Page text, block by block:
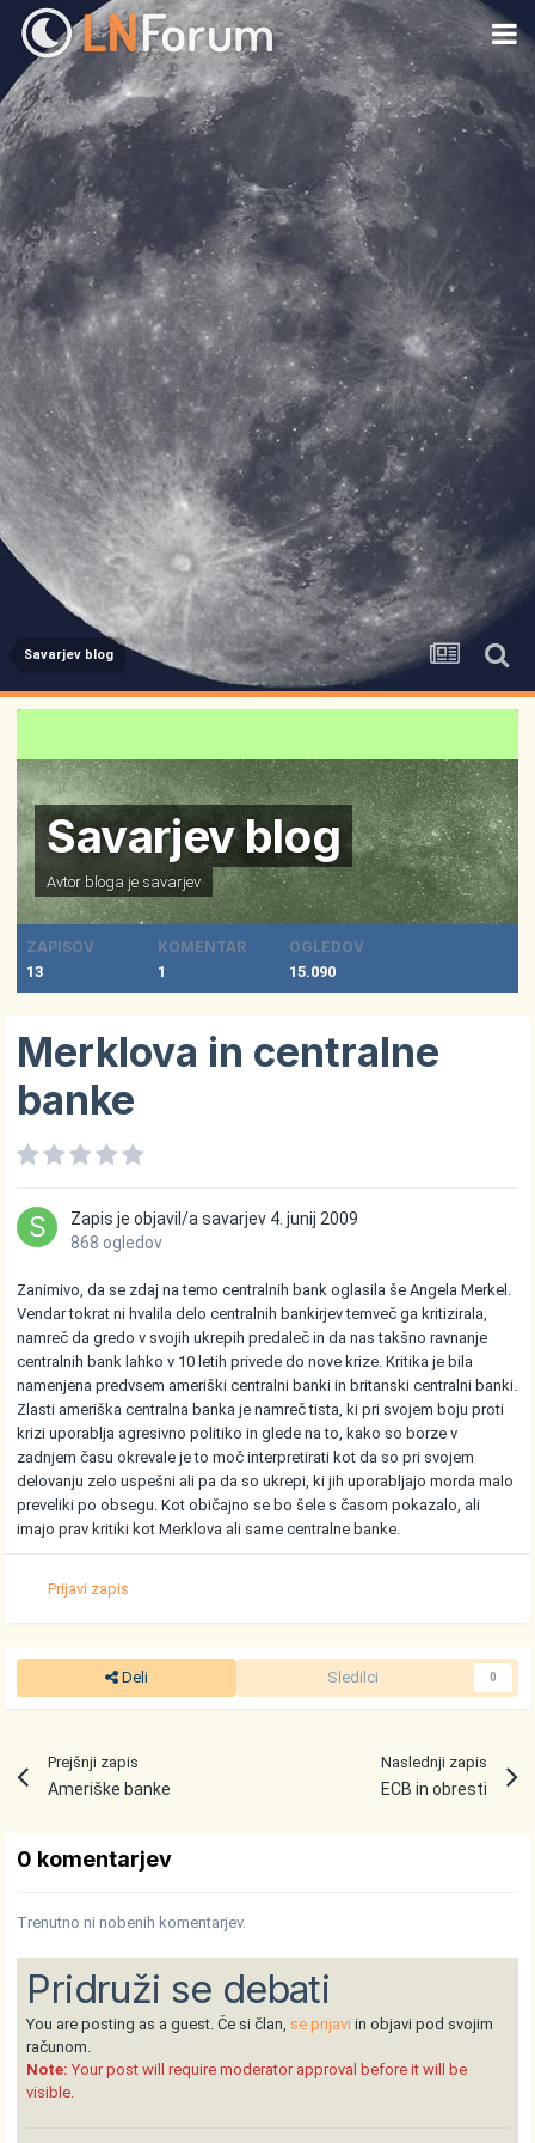
Savarjev blog
Savarjev blog
Avtor bloga je savarjev
ZAPISOV
13
KOMENTAR
1
OGLEDOV
15.090
Merklova in centralne
banke
Zapis je objavil/asavarjev 4. junij 2009
868 ogledov
Zanimivo, da se zdaj na temo centralnih bank oglasila še Angela Merkel.
Vendar tokrat ni hvalila delo centralnih bankirjev temveč ga kritizirala,
namreč da gredo v svojih ukrepih predaleč in da nas takšno ravnanje
centralnih bank lahko v 10 letih privede do nove krize. Kritika je bila
namenjena predvsem ameriški centralni banki in britanski centralni banki.
Zlasti ameriška centralna banka je namreč tista, ki pri svojem boju proti
krizi uporablja agresivno politiko in glede na to, kako so borze v
zadnjem času okrevale je to moč interpretirati kot da so pri svojem
delovanju zelo uspešni ali pa da so ukrepi, ki jih uporabljajo morda malo
preveliki po obsegu. Kot običajno se bo šele s časom pokazalo, ali
imajo prav kritiki kot Merklova ali same centralne banke.
Prijavi zapis
Deli Sledilci 0
Prejšnji zapis
Ameriške banke
Naslednji zapis
ECB in obresti
0 komentarjev
Trenutno ni nobenih komentarjev.
Pridruži se debati
You are posting as a guest. Če si član, se prijavi in objavi pod svojim
računom.
Note: Your post will require moderator approval before it will be
visible.